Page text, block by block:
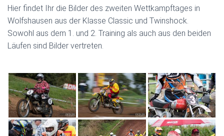
Hier findet Ihr die Bilder des zweiten Wettkampftages in
Wolfshausen aus der Klasse Classic und Twinshock.
Sowohl aus dem 1. und 2. Training als auch aus den beiden
Läufen sind Bilder vertreten.